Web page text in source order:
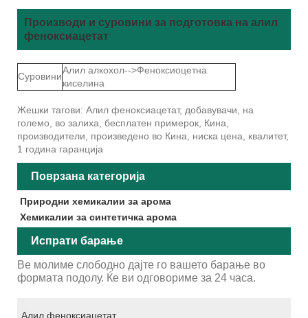
Производи и суровини за подготовка на алил
феноксиацетат
Суровини
Алил алкохол-->Феноксиоцетна
киселина
Жешки тагови: Алил феноксиацетат, добавувачи, на
големо, во залиха, бесплатен примерок, Кина,
производители, произведено во Кина, ниска цена, квалитет,
1 година гаранција
Поврзана категорија
Природни хемикалии за арома
Хемикалии за синтетичка арома
Испрати барање
Ве молиме слободно дајте го вашето барање во
формата подолу. Ќе ви одговориме за 24 часа.